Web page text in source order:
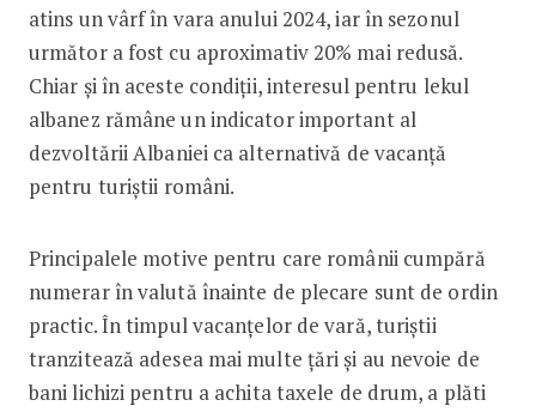
atins un vârf în vara anului 2024, iar în sezonul
următor a fost cu aproximativ 20% mai redusă.
Chiar și în aceste condiții, interesul pentru lekul
albanez rămâne un indicator important al
dezvoltării Albaniei ca alternativă de vacanță
pentru turiștii români.
Principalele motive pentru care românii cumpără
numerar în valută înainte de plecare sunt de ordin
practic. În timpul vacanțelor de vară, turiștii
tranzitează adesea mai multe țări și au nevoie de
bani lichizi pentru a achita taxele de drum, a plăti